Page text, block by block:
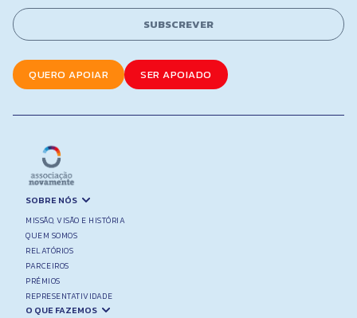
N
a
m
e
l
*
SUBSCREVER
QUERO APOIAR SER APOIADO
SOBRE NÓS
MISSÃO, VISÃO E HISTÓRIA
QUEM SOMOS
RELATÓRIOS
PARCEIROS
PRÉMIOS
REPRESENTATIVIDADE
O QUE FAZEMOS